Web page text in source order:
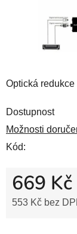
Optická
Dostupnost
Možnosti
Kód:
669 Kč
553 Kč bez